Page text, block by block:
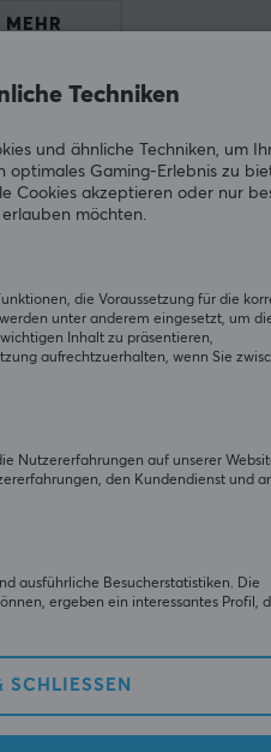
MEHR
auch nach
Techniken
und ähnliche Techniken, um
Gaming-Erlebnis zu
Cookies akzeptieren oder nur
möchten.
die Voraussetzung für die
unter anderem eingesetzt, um
Inhalt zu präsentieren,
aufrechtzuerhalten, wenn Sie
Nutzererfahrungen auf unserer
den Kundendienst und
ausführliche Besucherstatistiken. Die
ergeben ein interessantes Profil,